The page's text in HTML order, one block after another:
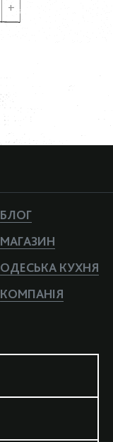
БЛОГ
МАГАЗИН
ОДЕСЬКА КУХНЯ
КОМПАНIЯ